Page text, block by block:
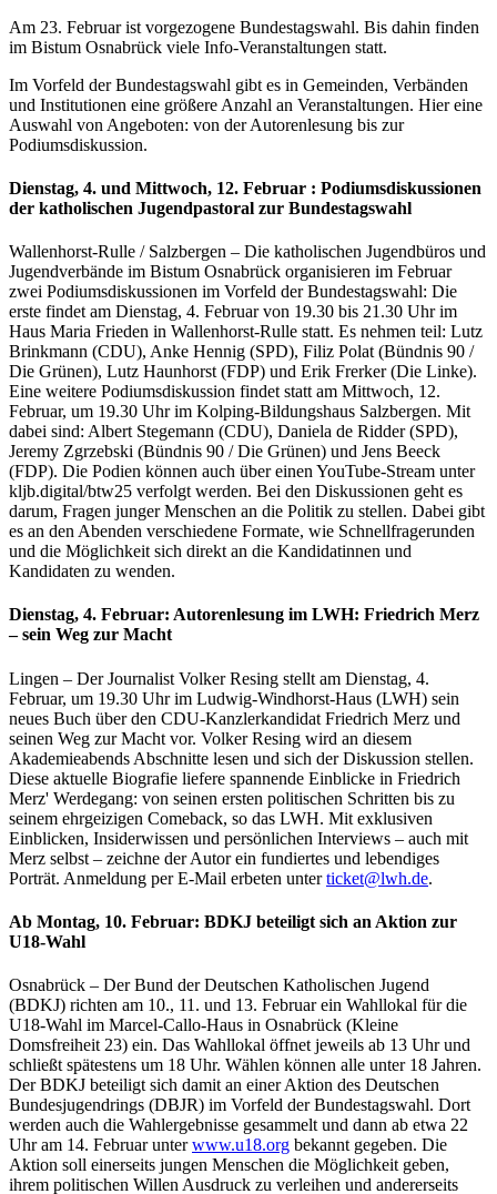
Am 23. Februar ist vorgezogene Bundestagswahl. Bis dahin finden
im Bistum Osnabrück viele Info-Veranstaltungen statt.
Im Vorfeld der Bundestagswahl gibt es in Gemeinden, Verbänden
und Institutionen eine größere Anzahl an Veranstaltungen. Hier eine
Auswahl von Angeboten: von der Autorenlesung bis zur
Podiumsdiskussion.
Dienstag, 4. und Mittwoch, 12. Februar : Podiumsdiskussionen
der katholischen Jugendpastoral zur Bundestagswahl
Wallenhorst-Rulle / Salzbergen – Die katholischen Jugendbüros und
Jugendverbände im Bistum Osnabrück organisieren im Februar
zwei Podiumsdiskussionen im Vorfeld der Bundestagswahl: Die
erste findet am Dienstag, 4. Februar von 19.30 bis 21.30 Uhr im
Haus Maria Frieden in Wallenhorst-Rulle statt. Es nehmen teil: Lutz
Brinkmann (CDU), Anke Hennig (SPD), Filiz Polat (Bündnis 90 /
Die Grünen), Lutz Haunhorst (FDP) und Erik Frerker (Die Linke).
Eine weitere Podiumsdiskussion findet statt am Mittwoch, 12.
Februar, um 19.30 Uhr im Kolping-Bildungshaus Salzbergen. Mit
dabei sind: Albert Stegemann (CDU), Daniela de Ridder (SPD),
Jeremy Zgrzebski (Bündnis 90 / Die Grünen) und Jens Beeck
(FDP). Die Podien können auch über einen YouTube-Stream unter
kljb.digital/btw25 verfolgt werden. Bei den Diskussionen geht es
darum, Fragen junger Menschen an die Politik zu stellen. Dabei gibt
es an den Abenden verschiedene Formate, wie Schnellfragerunden
und die Möglichkeit sich direkt an die Kandidatinnen und
Kandidaten zu wenden.
Dienstag, 4. Februar: Autorenlesung im LWH: Friedrich Merz
– sein Weg zur Macht
Lingen – Der Journalist Volker Resing stellt am Dienstag, 4.
Februar, um 19.30 Uhr im Ludwig-Windhorst-Haus (LWH) sein
neues Buch über den CDU-Kanzlerkandidat Friedrich Merz und
seinen Weg zur Macht vor. Volker Resing wird an diesem
Akademieabends Abschnitte lesen und sich der Diskussion stellen.
Diese aktuelle Biografie liefere spannende Einblicke in Friedrich
Merz' Werdegang: von seinen ersten politischen Schritten bis zu
seinem ehrgeizigen Comeback, so das LWH. Mit exklusiven
Einblicken, Insiderwissen und persönlichen Interviews – auch mit
Merz selbst – zeichne der Autor ein fundiertes und lebendiges
Porträt. Anmeldung per E-Mail erbeten unterticket@lwh.de.
Ab Montag, 10. Februar: BDKJ beteiligt sich an Aktion zur
U18-Wahl
Osnabrück – Der Bund der Deutschen Katholischen Jugend
(BDKJ) richten am 10., 11. und 13. Februar ein Wahllokal für die
U18-Wahl im Marcel-Callo-Haus in Osnabrück (Kleine
Domsfreiheit 23) ein. Das Wahllokal öffnet jeweils ab 13 Uhr und
schließt spätestens um 18 Uhr. Wählen können alle unter 18 Jahren.
Der BDKJ beteiligt sich damit an einer Aktion des Deutschen
Bundesjugendrings (DBJR) im Vorfeld der Bundestagswahl. Dort
werden auch die Wahlergebnisse gesammelt und dann ab etwa 22
Uhr am 14. Februar unterwww.u18.org bekannt gegeben. Die
Aktion soll einerseits jungen Menschen die Möglichkeit geben,
ihrem politischen Willen Ausdruck zu verleihen und andererseits